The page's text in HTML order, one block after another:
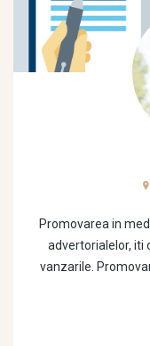
Promovarea in
advertorialelor, iti
vanzarile.